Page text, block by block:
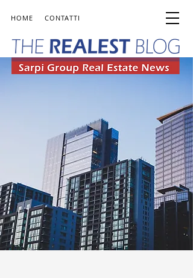
HOME CONTATTI